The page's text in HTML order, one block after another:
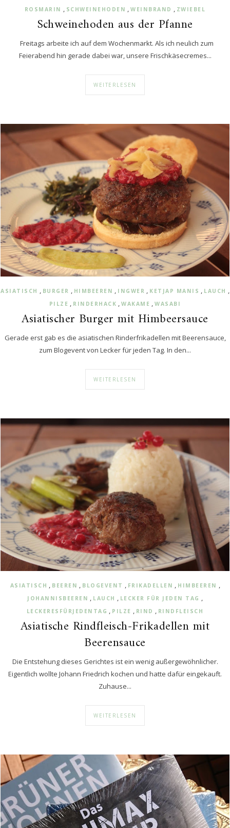
ROSMARIN , SCHWEINEHODEN ,WEINBRAND , ZWIEBEL
Schweinehoden aus der Pfanne
Freitags arbeite ich auf dem Wochenmarkt. Als ich neulich zum
Feierabend hin gerade dabei war, unsere Frischkäsecremes...
WEITERLESEN
ASIATISCH , BURGER , HIMBEEREN , INGWER , KETJAP MANIS , LAUCH ,
PILZE , RINDERHACK ,WAKAME ,WASABI
Asiatischer Burger mit Himbeersauce
Gerade erst gab es die asiatischen Rinderfrikadellen mit Beerensauce,
zum Blogevent von Lecker für jeden Tag. In den...
WEITERLESEN
ASIATISCH , BEEREN , BLOGEVENT , FRIKADELLEN , HIMBEEREN ,
JOHANNISBEEREN , LAUCH , LECKER FÜR JEDEN TAG ,
LECKERESFÜRJEDENTAG , PILZE , RIND , RINDFLEISCH
Asiatische Rindfleisch-Frikadellen mit
Beerensauce
Die Entstehung dieses Gerichtes ist ein wenig außergewöhnlicher.
Eigentlich wollte Johann Friedrich kochen und hatte dafür eingekauft.
Zuhause...
WEITERLESEN